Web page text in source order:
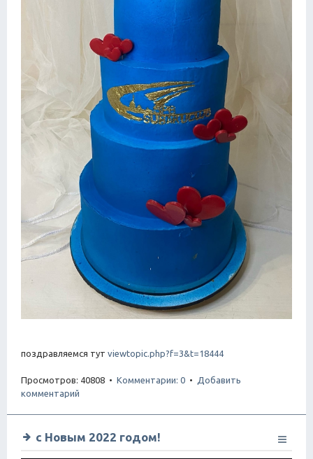
поздравляемся тут viewtopic.php?f=3&t=18444
Просмотров: 40808 • Комментарии: 0 •
Добавить
комментарий
с Новым 2022 годом!